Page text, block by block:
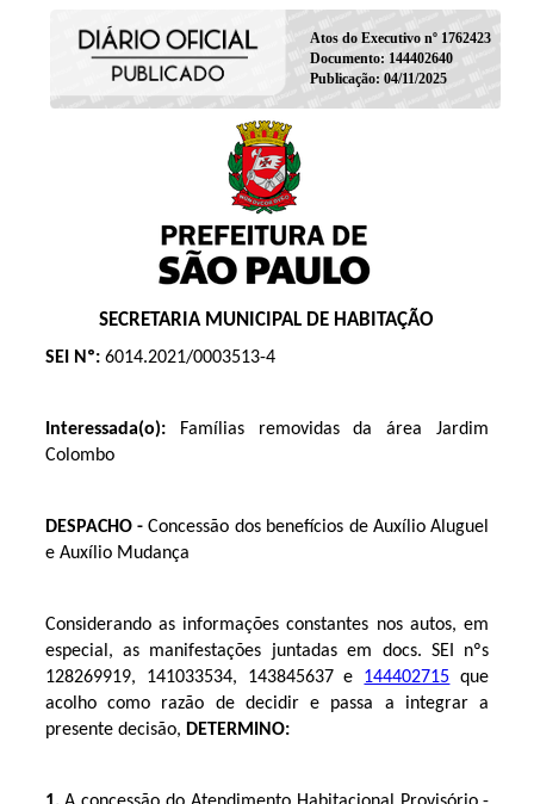
Atos do Executivo nº 1762423
Documento: 144402640
Publicação: 04/11/2025
SECRETARIA MUNICIPAL DE HABITAÇÃO
SEI Nº: 6014.2021/0003513-4
Interessada(o):
Famílias removidas da área Jardim
Colombo
DESPACHO -Concessão dos benefícios de Auxílio Aluguel
e Auxílio Mudança
Considerando as informações constantes nos autos, em
especial, as manifestações juntadas em docs. SEI nºs
128269919, 141033534, 143845637e 144402715 que
acolho como razão de decidir e passa a integrar a
presente decisão, DETERMINO: